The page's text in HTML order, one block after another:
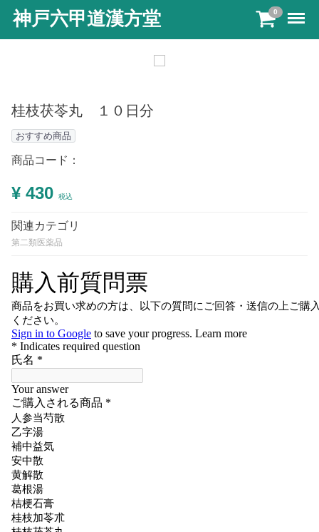
神戸六甲道漢方堂 0 Menu
桂枝茯苓丸 １０日分
おすすめ商品
商品コード：
¥ 430 税込
関連カテゴリ
第二類医薬品